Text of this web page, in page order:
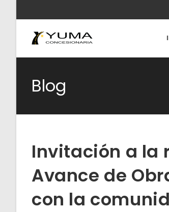
contenido
Blog
Invitación a la
Avance de
con la